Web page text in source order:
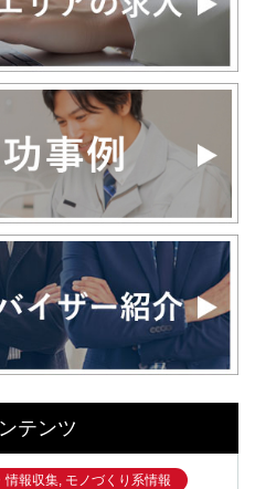
テンツ
情報収集, モノづくり系情報